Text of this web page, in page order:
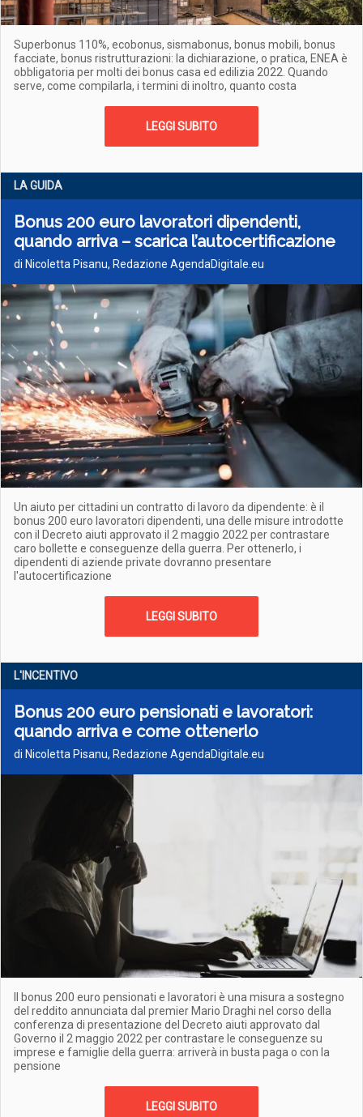
Superbonus 110%, ecobonus, sismabonus, bonus mobili, bonus
facciate, bonus ristrutturazioni: la dichiarazione, o pratica, ENEA è
obbligatoria per molti dei bonus casa ed edilizia 2022. Quando
serve, come compilarla, i termini di inoltro, quanto costa
LEGGI SUBITO
LA GUIDA
Bonus 200 euro lavoratori dipendenti,
quando arriva – scarica l’autocertificazione
di Nicoletta Pisanu, Redazione AgendaDigitale.eu
Un aiuto per cittadini un contratto di lavoro da dipendente: è il
bonus 200 euro lavoratori dipendenti, una delle misure introdotte
con il Decreto aiuti approvato il 2 maggio 2022 per contrastare
caro bollette e conseguenze della guerra. Per ottenerlo, i
dipendenti di aziende private dovranno presentare
l'autocertificazione
LEGGI SUBITO
L'INCENTIVO
Bonus 200 euro pensionati e lavoratori:
quando arriva e come ottenerlo
di Nicoletta Pisanu, Redazione AgendaDigitale.eu
Il bonus 200 euro pensionati e lavoratori è una misura a sostegno
del reddito annunciata dal premier Mario Draghi nel corso della
conferenza di presentazione del Decreto aiuti approvato dal
Governo il 2 maggio 2022 per contrastare le conseguenze su
imprese e famiglie della guerra: arriverà in busta paga o con la
pensione
LEGGI SUBITO